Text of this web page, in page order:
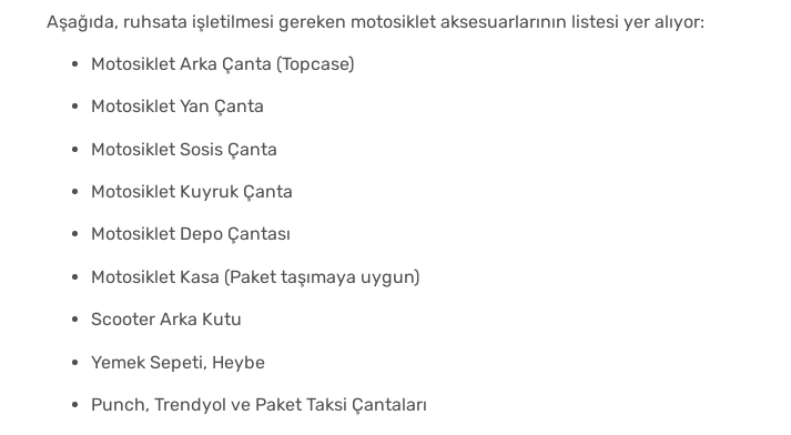
Aşağıda, ruhsata işletilmesi gereken motosiklet aksesuarlarının listesi yer alıyor:
Motosiklet Arka Çanta (Topcase)
Motosiklet Yan Çanta
Motosiklet Sosis Çanta
Motosiklet Kuyruk Çanta
Motosiklet Depo Çantası
Motosiklet Kasa (Paket taşımaya uygun)
Scooter Arka Kutu
Yemek Sepeti, Heybe
Punch, Trendyol ve Paket Taksi Çantaları